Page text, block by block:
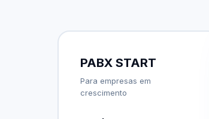
PABX START
Para empresas em
crescimento